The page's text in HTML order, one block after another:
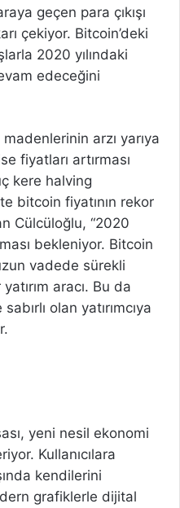
geçen para çıkışı
çekiyor. Bitcoin’deki
2020 yılındaki
edeceğini
arzı yarıya
fiyatları artırması
kere halving
bitcoin fiyatının rekor
Cülcüloğlu, “2020
bekleniyor. Bitcoin
vadede sürekli
aracı. Bu da
olan yatırımcıya
yeni nesil ekonomi
Kullanıcılara
kendilerini
grafiklerle dijital